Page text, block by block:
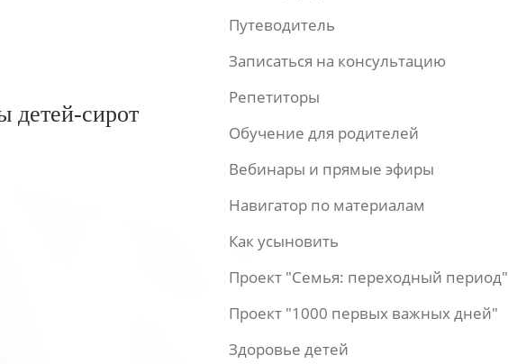
детей-сирот
Путеводитель
Записаться на консультацию
Репетиторы
Обучение для родителей
Вебинары и прямые эфиры
Навигатор по материалам
Как усыновить
Проект "Семья: переходный период"
Проект "1000 первых важных дней"
Здоровье детей